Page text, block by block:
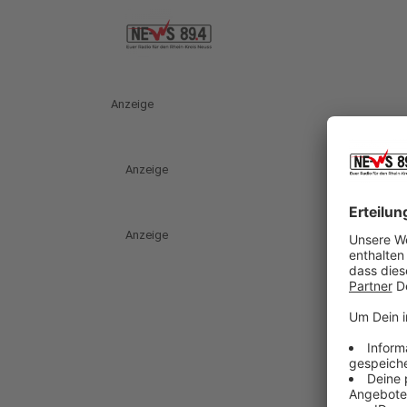
Anzeige
Anzeige
Anzeige